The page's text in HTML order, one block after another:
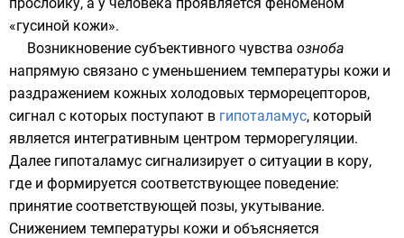
«гусиной кожи».
Возникновение субъективного чувства озноба
напрямую связано с уменьшением температуры кожи и
раздражением кожных холодовых терморецепторов,
сигнал с которых поступают в гипоталамус, который
является интегративным центром терморегуляции.
Далее гипоталамус сигнализирует о ситуации в кору,
где и формируется соответствующее поведение:
принятие соответствующей позы, укутывание.
Снижением температуры кожи и объясняется